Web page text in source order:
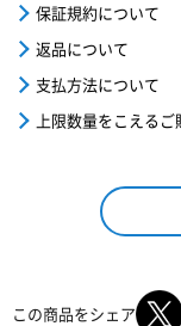
保証規約について
返品について
支払方法について
上限数量をこえる
この商品をシェア